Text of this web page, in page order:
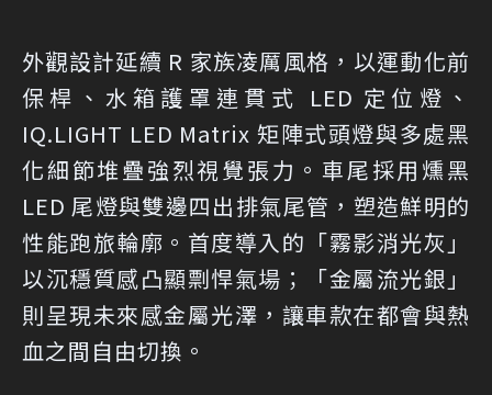
外觀設計延續 R 家族凌厲風格，以運動化前
保桿、水箱護罩連貫式 LED 定位燈、
IQ.LIGHT LED Matrix 矩陣式頭燈與多處黑
化細節堆疊強烈視覺張力。車尾採用燻黑
LED 尾燈與雙邊四出排氣尾管，塑造鮮明的
性能跑旅輪廓。首度導入的「霧影消光灰」
以沉穩質感凸顯剽悍氣場；「金屬流光銀」
則呈現未來感金屬光澤，讓車款在都會與熱
血之間自由切換。